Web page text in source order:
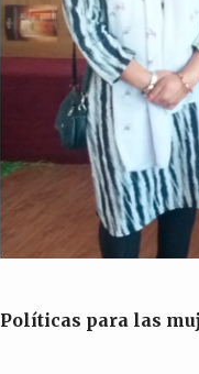
Políticas para las